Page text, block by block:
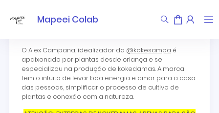
Mapeei Colab
Kokesampa
O Alex Campana, idealizador da @kokesampa é
apaixonado por plantas desde criança e se
especializou na produção de kokedamas. A marca
tem o intuito de levar boa energia e amor para a casa
das pessoas, simplificar o processo de cultivo de
plantas e conexão com a natureza.